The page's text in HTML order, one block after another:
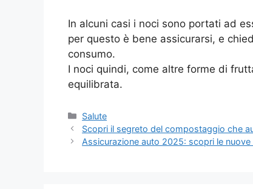
In alcuni casi i noci sono portati ad
per questo è bene assicurarsi, e
consumo.
I noci quindi, come altre forme di
equilibrata.
Categorie
Salute
Scopri il segreto del compostaggio che
Assicurazione auto 2025: scopri le